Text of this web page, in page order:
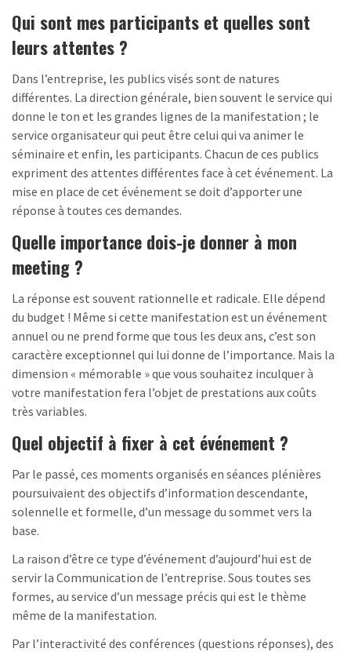
Qui sont mes participants et quelles sont
leurs attentes ?
Dans l’entreprise, les publics visés sont de natures
différentes. La direction générale, bien souvent le service qui
donne le ton et les grandes lignes de la manifestation ; le
service organisateur qui peut être celui qui va animer le
séminaire et enfin, les participants. Chacun de ces publics
expriment des attentes différentes face à cet événement. La
mise en place de cet événement se doit d’apporter une
réponse à toutes ces demandes.
Quelle importance dois-je donner à mon
meeting ?
La réponse est souvent rationnelle et radicale. Elle dépend
du budget ! Même si cette manifestation est un événement
annuel ou ne prend forme que tous les deux ans, c’est son
caractère exceptionnel qui lui donne de l’importance. Mais la
dimension « mémorable » que vous souhaitez inculquer à
votre manifestation fera l’objet de prestations aux coûts
très variables.
Quel objectif à fixer à cet événement ?
Par le passé, ces moments organisés en séances plénières
poursuivaient des objectifs d’information descendante,
solennelle et formelle, d’un message du sommet vers la
base.
La raison d’être ce type d’événement d’aujourd’hui est de
servir la Communication de l’entreprise. Sous toutes ses
formes, au service d’un message précis qui est le thème
même de la manifestation.
Par l’interactivité des conférences (questions réponses), des